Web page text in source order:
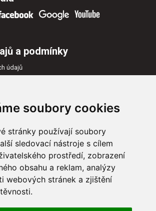
soubory cookies
stránky používají soubory
sledovací nástroje s cílem
prostředí, zobrazení
obsahu a reklam, analýzy
webových stránek a zjištění
a podmínky
údajů